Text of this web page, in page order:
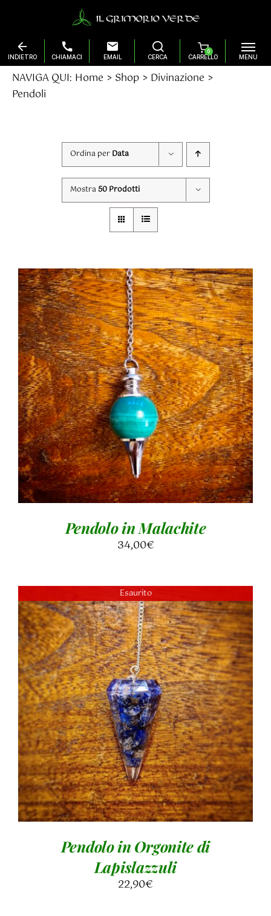
SaltaNAVIGA QUI: Home Shop
Divinazione
Pendoli
Ordina per Data
Mostra50 Prodotti
AGGIUNGI AL CARRELLO / DETTAGLI
Pendolo in Malachite
34,00€
Esaurito
DETTAGLI
Pendolo in Orgonite di
Lapislazzuli
22,90€
0